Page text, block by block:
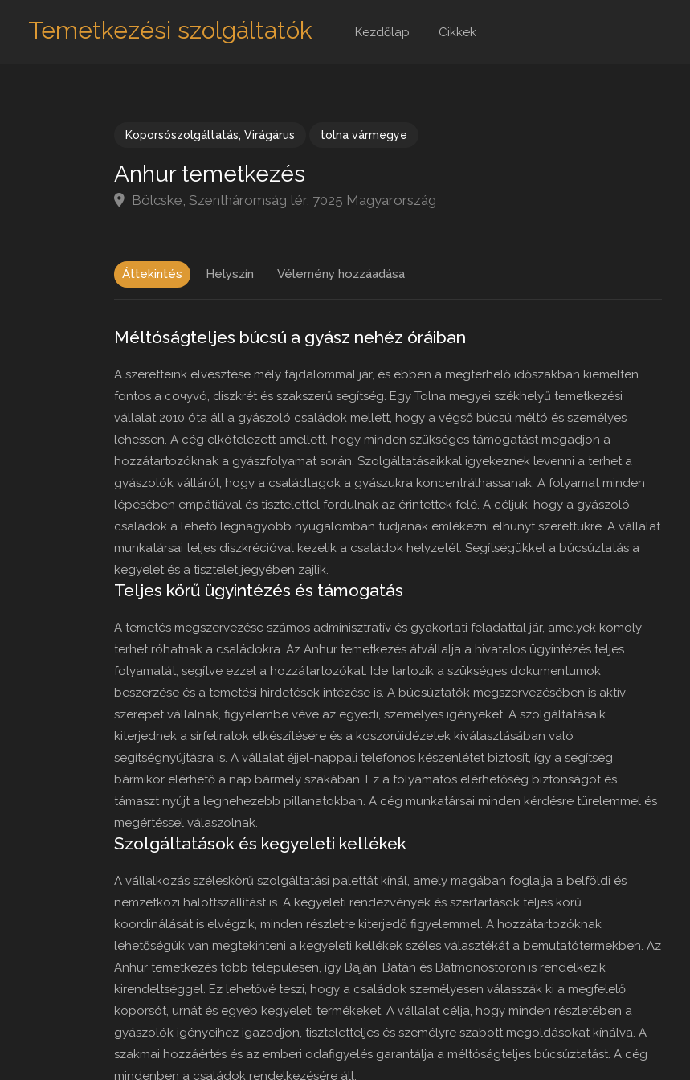
Temetkezési szolgáltatók Kezdőlap Cikkek
Koporsószolgáltatás, Virágárus tolna vármegye
Anhur temetkezés
Bölcske, Szentháromság tér, 7025 Magyarország
Áttekintés Helyszín Vélemény hozzáadása
Méltóságteljes búcsú a gyász nehéz óráiban
A szeretteink elvesztése mély fájdalommal jár, és ebben a megterhelő időszakban kiemelten
fontos a сочуvó, diszkrét és szakszerű segítség. Egy Tolna megyei székhelyű temetkezési
vállalat 2010 óta áll a gyászoló családok mellett, hogy a végső búcsú méltó és személyes
lehessen. A cég elkötelezett amellett, hogy minden szükséges támogatást megadjon a
hozzátartozóknak a gyászfolyamat során. Szolgáltatásaikkal igyekeznek levenni a terhet a
gyászolók válláról, hogy a családtagok a gyászukra koncentrálhassanak. A folyamat minden
lépésében empátiával és tisztelettel fordulnak az érintettek felé. A céljuk, hogy a gyászoló
családok a lehető legnagyobb nyugalomban tudjanak emlékezni elhunyt szerettükre. A vállalat
munkatársai teljes diszkrécióval kezelik a családok helyzetét. Segítségükkel a búcsúztatás a
kegyelet és a tisztelet jegyében zajlik.
Teljes körű ügyintézés és támogatás
A temetés megszervezése számos adminisztratív és gyakorlati feladattal jár, amelyek komoly
terhet róhatnak a családokra. Az Anhur temetkezés átvállalja a hivatalos ügyintézés teljes
folyamatát, segítve ezzel a hozzátartozókat. Ide tartozik a szükséges dokumentumok
beszerzése és a temetési hirdetések intézése is. A búcsúztatók megszervezésében is aktív
szerepet vállalnak, figyelembe véve az egyedi, személyes igényeket. A szolgáltatásaik
kiterjednek a sírfeliratok elkészítésére és a koszorúidézetek kiválasztásában való
segítségnyújtásra is. A vállalat éjjel-nappali telefonos készenlétet biztosít, így a segítség
bármikor elérhető a nap bármely szakában. Ez a folyamatos elérhetőség biztonságot és
támaszt nyújt a legnehezebb pillanatokban. A cég munkatársai minden kérdésre türelemmel és
megértéssel válaszolnak.
Szolgáltatások és kegyeleti kellékek
A vállalkozás széleskörű szolgáltatási palettát kínál, amely magában foglalja a belföldi és
nemzetközi halottszállítást is. A kegyeleti rendezvények és szertartások teljes körű
koordinálását is elvégzik, minden részletre kiterjedő figyelemmel. A hozzátartozóknak
lehetőségük van megtekinteni a kegyeleti kellékek széles választékát a bemutatótermekben. Az
Anhur temetkezés több településen, így Baján, Bátán és Bátmonostoron is rendelkezik
kirendeltséggel. Ez lehetővé teszi, hogy a családok személyesen válasszák ki a megfelelő
koporsót, urnát és egyéb kegyeleti termékeket. A vállalat célja, hogy minden részletében a
gyászolók igényeihez igazodjon, tiszteletteljes és személyre szabott megoldásokat kínálva. A
szakmai hozzáértés és az emberi odafigyelés garantálja a méltóságteljes búcsúztatást. A cég
mindenben a családok rendelkezésére áll.